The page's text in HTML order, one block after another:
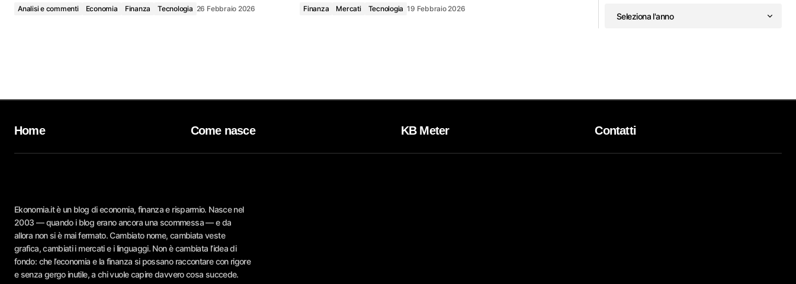
Analisi e commenti Economia Finanza Tecnologia 26 Febbraio 2026 Finanza Mercati Tecnologia 19 Febbraio 2026
Ekonomia.it è un blog di economia, finanza e risparmio. Nasce nel
2003 — quando i blog erano ancora una scommessa — e da
allora non si è mai fermato. Cambiato nome, cambiata veste
grafica, cambiati i mercati e i linguaggi. Non è cambiata l’idea di
fondo: che l’economia e la finanza si possano raccontare con rigore
e senza gergo inutile, a chi vuole capire davvero cosa succede.
Home Come nasce KB Meter Contatti